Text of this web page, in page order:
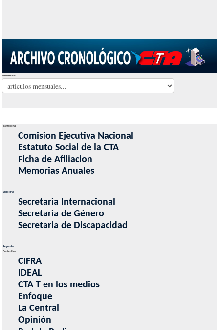
Seleccionar Mes
Institucional
Comision Ejecutiva Nacional
Estatuto Social de la CTA
Ficha de Afiliacion
Memorias Anuales
Secretarias
Secretaria Internacional
Secretaria de Género
Secretaria de Discapacidad
Regionales
Contenidos
CIFRA
IDEAL
CTA T en los medios
Enfoque
La Central
Opinión